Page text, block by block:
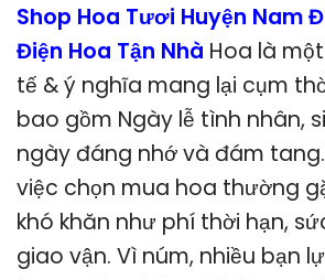
Shop Hoa Tươi Huyện Nam
Điện Hoa Tận Nhà Hoa là
tế & ý nghĩa mang lại cụm
bao gồm Ngày lễ tình nhân,
ngày đáng nhớ và đám
việc chọn mua hoa thường
khó khăn như phí thời hạn,
giao vận. Vì núm, nhiều bạn